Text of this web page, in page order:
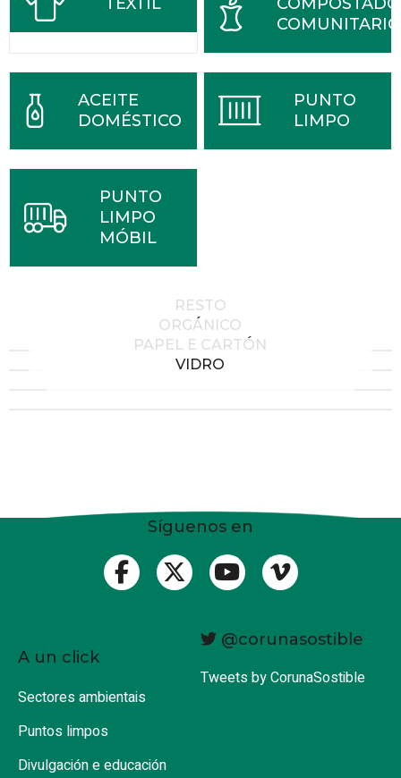
ACEITE
DOMÉSTICO
PUNTO
LIMPO
PUNTO
LIMPO
MÓBIL
RESTO
ORGÁNICO
PAPEL E CARTÓN
VIDRO
Síguenos en
A un click
Sectores ambientais
Puntos limpos
Divulgación e educación
@corunasostible
Tweets by CorunaSostible